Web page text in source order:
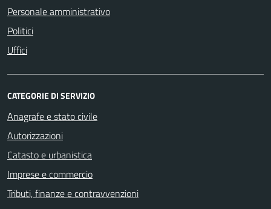
Personale amministrativo
Politici
Uffici
CATEGORIE DI SERVIZIO
Anagrafe e stato civile
Autorizzazioni
Catasto e urbanistica
Imprese e commercio
Tributi, finanze e contravvenzioni